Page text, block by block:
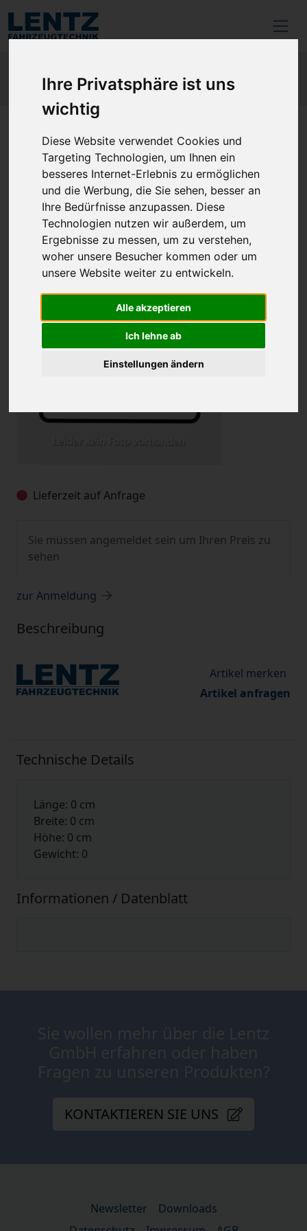
Ihre Privatsphäre ist uns
wichtig
Diese Website verwendet Cookies und
Targeting Technologien, um Ihnen ein
besseres Internet-Erlebnis zu ermöglichen
und die Werbung, die Sie sehen, besser an
Ihre Bedürfnisse anzupassen. Diese
Technologien nutzen wir außerdem, um
Ergebnisse zu messen, um zu verstehen,
woher unsere Besucher kommen oder um
unsere Website weiter zu entwickeln.
Alle akzeptieren
Ich lehne ab
Einstellungen ändern
ad-Chemie | Glastuch
Artikel-Nr.: 2223502
Hersteller-Nr.: 40250649
Lieferzeit auf Anfrage
Sie müssen angemeldet sein um Ihren Preis zu
sehen
zur Anmeldung
Beschreibung
Artikel anfragen
Technische Details
Länge: 0 cm
Breite: 0 cm
Höhe: 0 cm
Gewicht: 0
Informationen / Datenblatt
KONTAKTIEREN SIE UNS
Newsletter
Downloads